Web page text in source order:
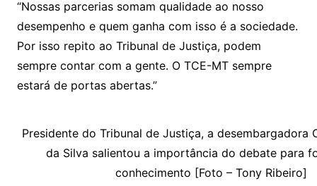
“Nossas parcerias somam qualidade ao nosso
desempenho e quem ganha com isso é a sociedade.
Por isso repito ao Tribunal de Justiça, podem
sempre contar com a gente. O TCE-MT sempre
estará de portas abertas.”
Presidente do Tribunal de Justiça, a desembargadora
da Silva salientou a importância do debate para
conhecimento [Foto – Tony Ribeiro]